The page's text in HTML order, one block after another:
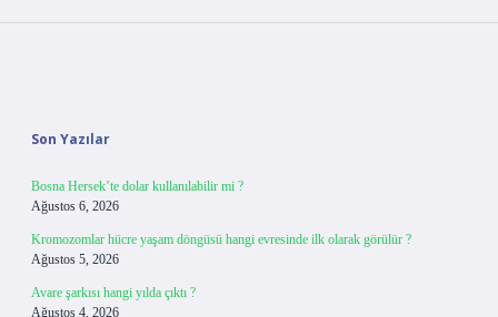
Son Yazılar
Bosna Hersek’te dolar kullanılabilir mi ?
Ağustos 6, 2026
Kromozomlar hücre yaşam döngüsü hangi evresinde ilk olarak görülür ?
Ağustos 5, 2026
Avare şarkısı hangi yılda çıktı ?
Ağustos 4, 2026